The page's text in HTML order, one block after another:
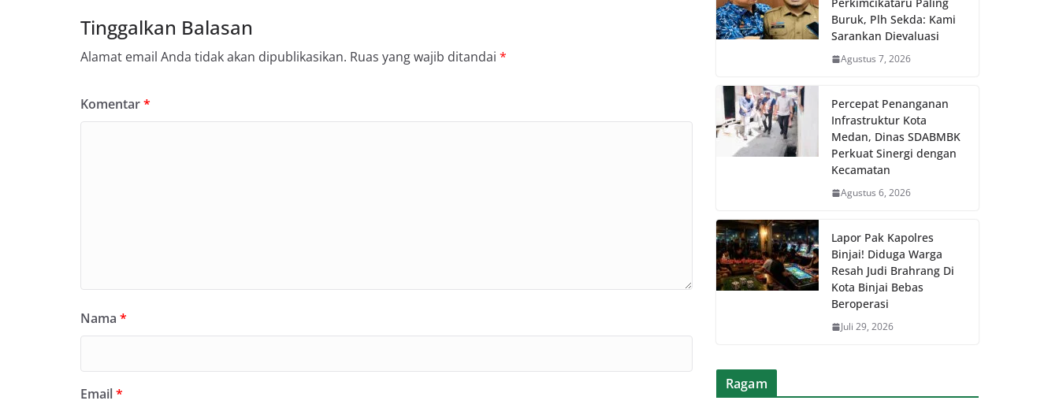
Tinggalkan Balasan
Alamat email Anda tidak akan dipublikasikan. Ruas yang wajib ditandai *
Komentar*
Nama *
Email*
Buruk, Plh Sekda: Kami
Sarankan Dievaluasi
Agustus 7, 2026
Percepat Penanganan
Infrastruktur Kota
Medan, Dinas SDABMBK
Perkuat Sinergi dengan
Kecamatan
Agustus 6, 2026
Lapor Pak Kapolres
Binjai! Diduga Warga
Resah Judi Brahrang Di
Kota Binjai Bebas
Beroperasi
Juli 29, 2026
Ragam